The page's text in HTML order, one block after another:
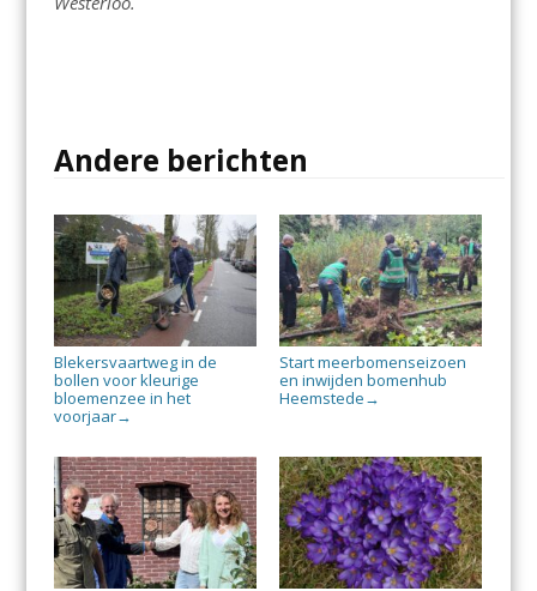
Andere berichten
Blekersvaartweg in de
bollen voor kleurige
bloemenzee in het
voorjaar→
Start meerbomenseizoen
en inwijden bomenhub
Heemstede →